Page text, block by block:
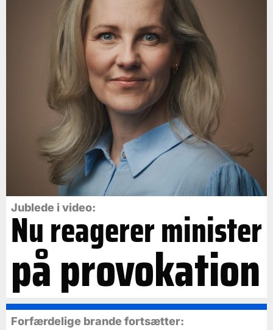
Jublede i video:
Nu reagerer minister
på provokation
Forfærdelige brande fortsætter: